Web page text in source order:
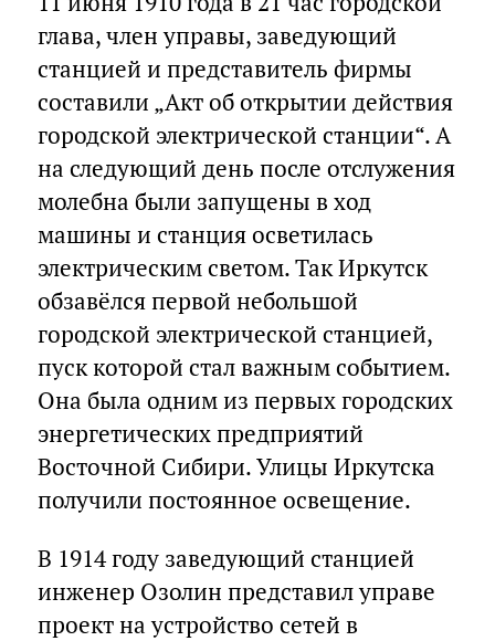
глава, член управы, заведующий
станцией и представитель фирмы
составили „Акт об открытии действия
городской электрической станции“. А
на следующий день после отслужения
молебна были запущены в ход
машины и станция осветилась
электрическим светом. Так Иркутск
обзавёлся первой небольшой
городской электрической станцией,
пуск которой стал важным событием.
Она была одним из первых городских
энергетических предприятий
Восточной Сибири. Улицы Иркутска
получили постоянное освещение.
В 1914 году заведующий станцией
инженер Озолин представил управе
проект на устройство сетей в